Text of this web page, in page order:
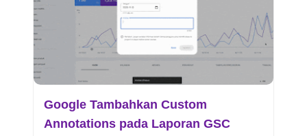
Google Tambahkan Custom
Annotations pada Laporan GSC